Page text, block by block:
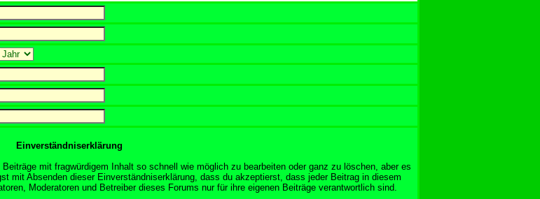
Einverständniserklärung
mit fragwürdigem Inhalt so schnell wie möglich zu bearbeiten oder ganz zu löschen, aber es
mit Absenden dieser Einverständniserklärung, dass du akzeptierst, dass jeder Beitrag in diesem
Moderatoren und Betreiber dieses Forums nur für ihre eigenen Beiträge verantwortlich sind.